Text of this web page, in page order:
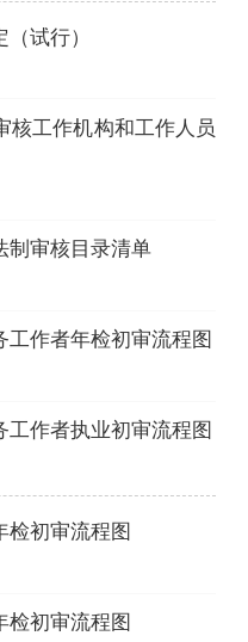
试行）
核工作机构和工作人员
制审核目录清单
工作者年检初审流程图
工作者执业初审流程图
检初审流程图
检初审流程图